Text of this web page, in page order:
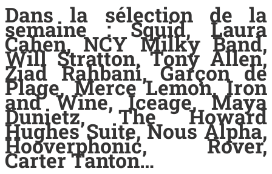
Dans la sélection de la
semaine : Squid, Laura
Cahen, NCY Milky Band,
Will Stratton, Tony Allen,
Ziad Rahbani, Garçon de
Plage, Merce Lemon, Iron
and Wine, Iceage, Maya
Dunietz, The Howard
Hughes Suite, Nous Alpha,
Hooverphonic, Rover,
Carter Tanton…